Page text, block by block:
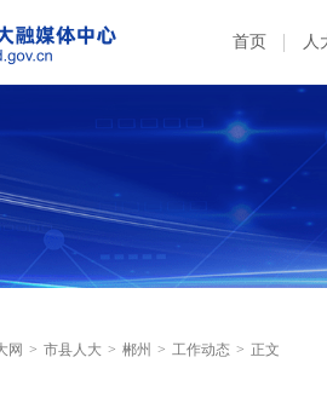
首页 人
网 > 市县人大 > 郴州 > 工作动态 > 正文